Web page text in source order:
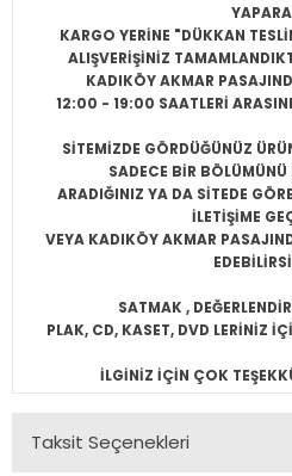
KARGO YERİNE "DÜKKAN
ALIŞVERİŞİNİZ
KADIKÖY AKMAR
12:00 - 19:00 SAATLERİ
SİTEMİZDE GÖRDÜĞÜNÜZ
SADECE BİR
ARADIĞINIZ YA DA SİTEDE
İLETİŞİME
VEYA KADIKÖY AKMAR
SATMAK ,
PLAK, CD, KASET, DVD LERİNİZ
İLGİNİZ İÇİN ÇOK
Taksit Seçenekleri